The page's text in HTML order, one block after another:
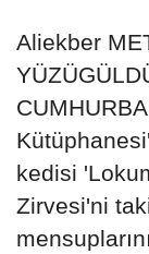
Aliekber
kedisi
Zirvesi'ni